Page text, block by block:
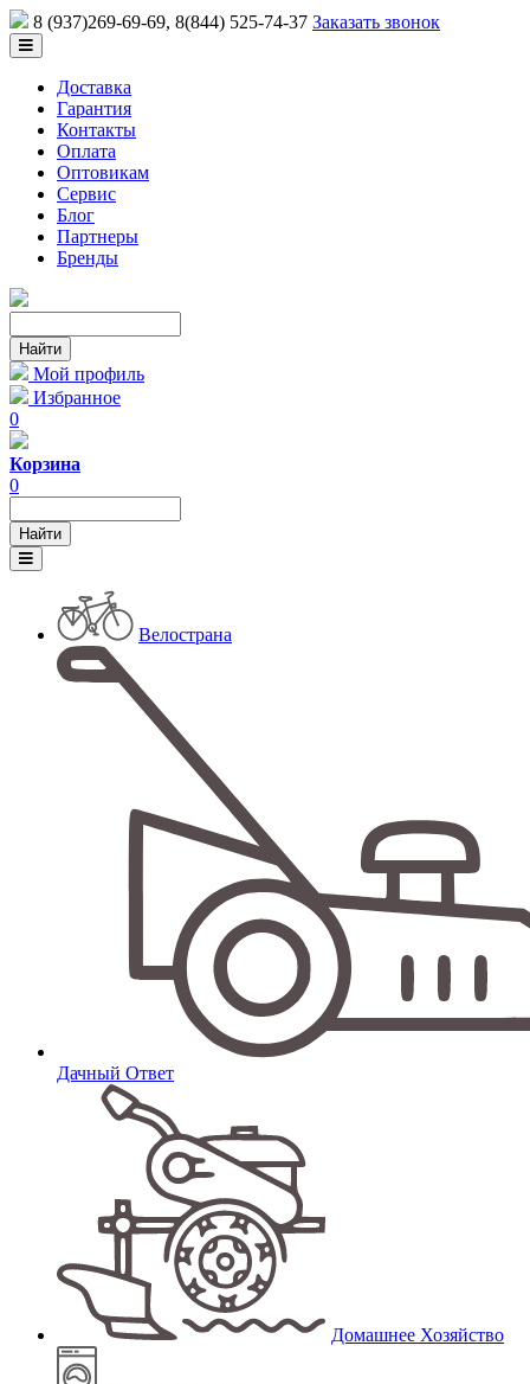
8 (937)269-69-69, 8(844) 525-74-37 Заказать звонок
Доставка
Гарантия
Контакты
Оплата
Оптовикам
Сервис
Блог
Партнеры
Бренды
Мой профиль
Избранное
0
Корзина
0
Велострана
Дачный Ответ
Домашнее Хозяйство